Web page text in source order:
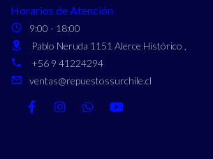
Horarios de Atención
9:00 - 18:00
Pablo Neruda 1151 Alerce Histórico ,
+56 9 41224294
ventas@repuestossurchile.cl